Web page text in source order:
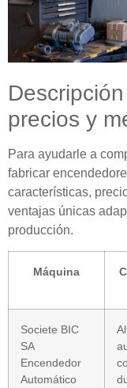
precios y
Para ayudarle a
fabricar
características,
ventajas únicas
producción.
Máquina
Societe BIC
SA
Encendedor
Automático